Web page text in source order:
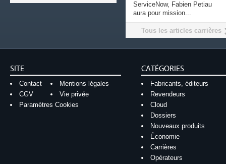
ServiceNow, Fabien Petiau
aura pour mission...
Tous les articles carrières
SITE
Contact
Mentions légales
CGV
Vie privée
Paramètres Cookies
CATÉGORIES
Fabricants, éditeurs
Revendeurs
Cloud
Dossiers
Nouveaux produits
Économie
Carrières
Opérateurs